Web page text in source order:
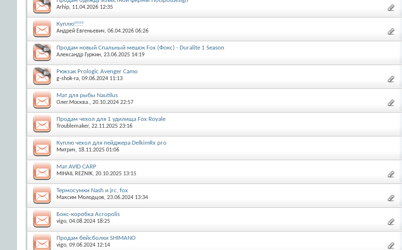
Arhip, 11.04.2026 12:35
Куплю!!!!!
Андрей Евгеньевич, 06.04.2026 06:26
Продам новый Спальный мешок Fox (Фокс) - Duralite 1 Season
Александр Гуркин, 23.06.2025 14:19
Рюкзак Prologic Avenger Camo
g-shok-ra, 09.06.2024 11:13
Мат для рыбы Nautilus
Олег.Москва., 20.10.2024 22:57
Продам чехол для 1 удилища Fox Royale
Troublemaker, 22.11.2025 23:16
Куплю чехол для пейджера DelkimRx pro
Митрич, 18.11.2025 01:06
Мат AVID CARP
MIHAIL REZNIK, 20.10.2025 13:15
Термосумки Nash и jrc, fox
Максим Молодцов, 23.06.2024 13:34
Бокс-коробка Acropolis
vigo, 04.08.2024 18:25
Продам бейсболки SHIMANO
vigo, 09.06.2024 12:14